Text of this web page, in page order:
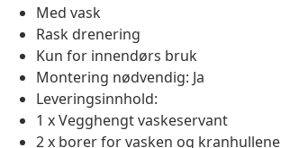
Med vask
Rask drenering
Kun for innendørs bruk
Montering nødvendig: Ja
Leveringsinnhold:
1 x Vegghengt vaskeservant
2 x borer for vasken og kranhullene